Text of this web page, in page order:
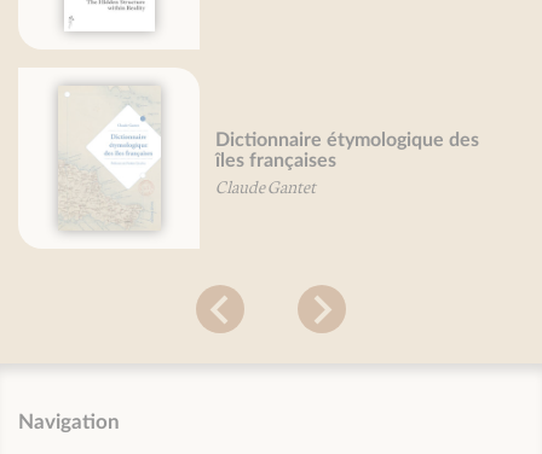
Dictionnaire étymologique des
îles françaises
Claude Gantet
Navigation